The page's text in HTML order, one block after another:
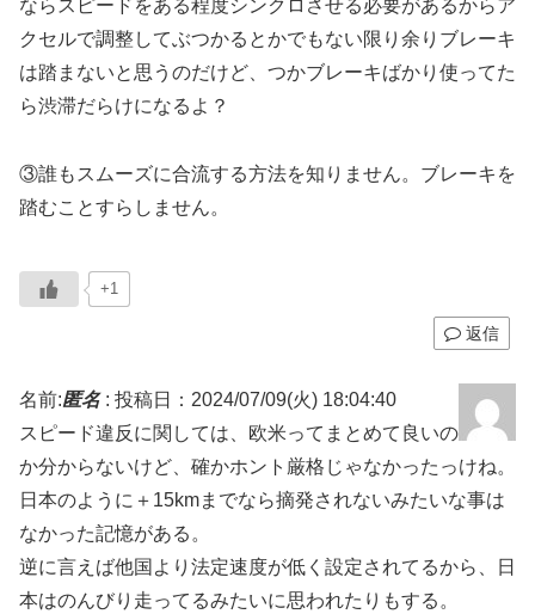
ならスピードをある程度シンクロさせる必要があるからア
クセルで調整してぶつかるとかでもない限り余りブレーキ
は踏まないと思うのだけど、つかブレーキばかり使ってた
ら渋滞だらけになるよ？
③誰もスムーズに合流する方法を知りません。ブレーキを
踏むことすらしません。
+1
返信
名前:匿名: 投稿日：2024/07/09(火) 18:04:40
スピード違反に関しては、欧米ってまとめて良いの
か分からないけど、確かホント厳格じゃなかったっけね。
日本のように＋15kmまでなら摘発されないみたいな事は
なかった記憶がある。
逆に言えば他国より法定速度が低く設定されてるから、日
本はのんびり走ってるみたいに思われたりもする。